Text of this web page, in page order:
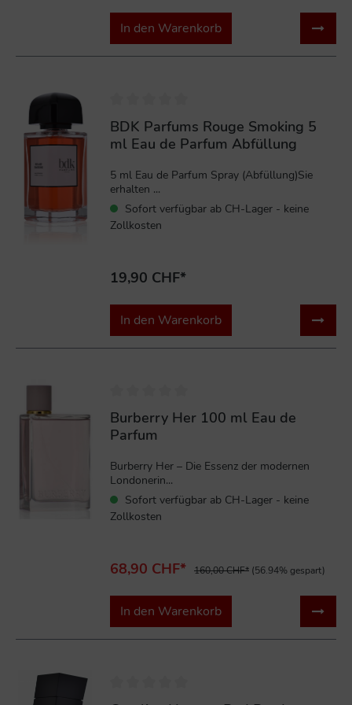
In den Warenkorb
BDK Parfums Rouge Smoking 5
ml Eau de Parfum Abfüllung
5 ml Eau de Parfum Spray (Abfüllung)Sie
erhalten ...
Sofort verfügbar ab CH-Lager - keine
Zollkosten
19,90 CHF*
In den Warenkorb
Burberry Her 100 ml Eau de
Parfum
Burberry Her – Die Essenz der modernen
Londonerin...
Sofort verfügbar ab CH-Lager - keine
Zollkosten
68,90 CHF* 160,00 CHF* (56.94% gespart)
In den Warenkorb